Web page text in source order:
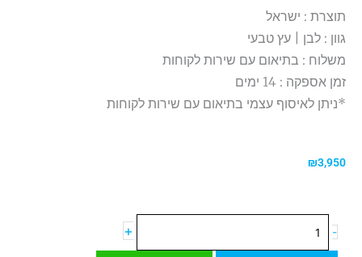
תוצרת : ישראל
גוון : לבן | עץ טבעי
משלוח : בתיאום עם שירות לקוחות
זמן אספקה : 14 ימים
*ניתן לאיסוף עצמי בתיאום עם שירות לקוחות
₪3,950
-
של
+